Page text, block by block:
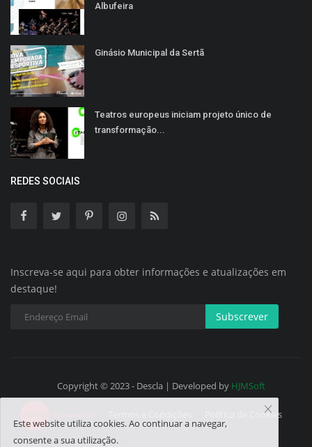
Albufeira
Ginásio Municipal da Sertã
Teatros europeus iniciam projeto único de
transformação...
REDES SOCIAIS
Inscreva-se aqui para obter informações e atualizações em
destaque!
Subscrever
Copyright © 2023 - Descla | Developed by HJMSoft
Política de Cookies
Este website utiliza cookies. Ao continuar a navegar,
consente a sua utilização.